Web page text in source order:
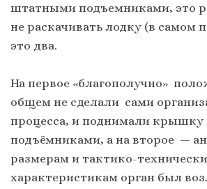
штатными подъемниками, это
не раскачивать лодку (в самом
это два.
На первое «благополучно»
общем не сделали сами
процесса, и поднимали
подъёмниками, а на второе —
размерам и тактико-
характеристикам орган был